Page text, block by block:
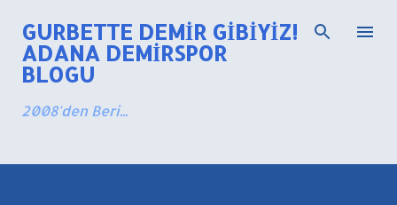
Ana içeriğe atla
GURBETTE DEMIR GIBIYIZ!
ADANA DEMIRSPOR
BLOGU
2008'den Beri...